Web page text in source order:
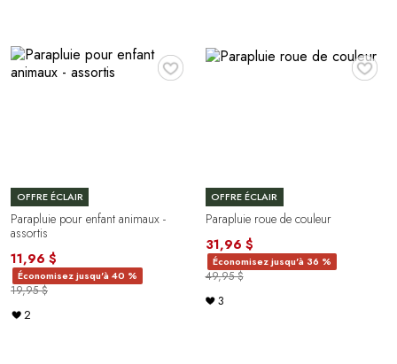
♥
OFFRE ÉCLAIR
Parapluie pour enfant animaux -
assortis
11,96 $
Économisez jusqu'à 40 %
19,95 $
2
♥
OFFRE ÉCLAIR
Parapluie roue de couleur
31,96 $
Économisez jusqu'à 36 %
49,95 $
3